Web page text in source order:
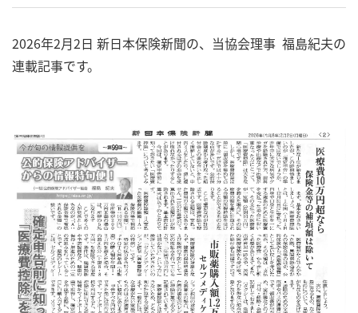
2026年2月2日 新日本保険新聞の、当協会理事 福島紀夫の
連載記事です。